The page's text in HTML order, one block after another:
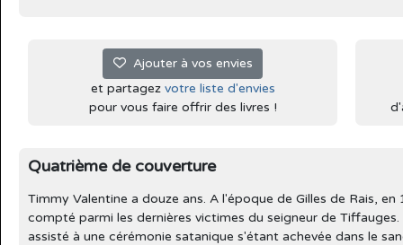
Ajouter à vos envies
et partagez votre liste d'envies
pour vous faire offrir des livres !
Quatrième de couverture
Timmy Valentine a douze ans. A l'époque de Gilles de Rais,
compté parmi les dernières victimes du seigneur de
assisté à une cérémonie satanique s'étant achevée dans le